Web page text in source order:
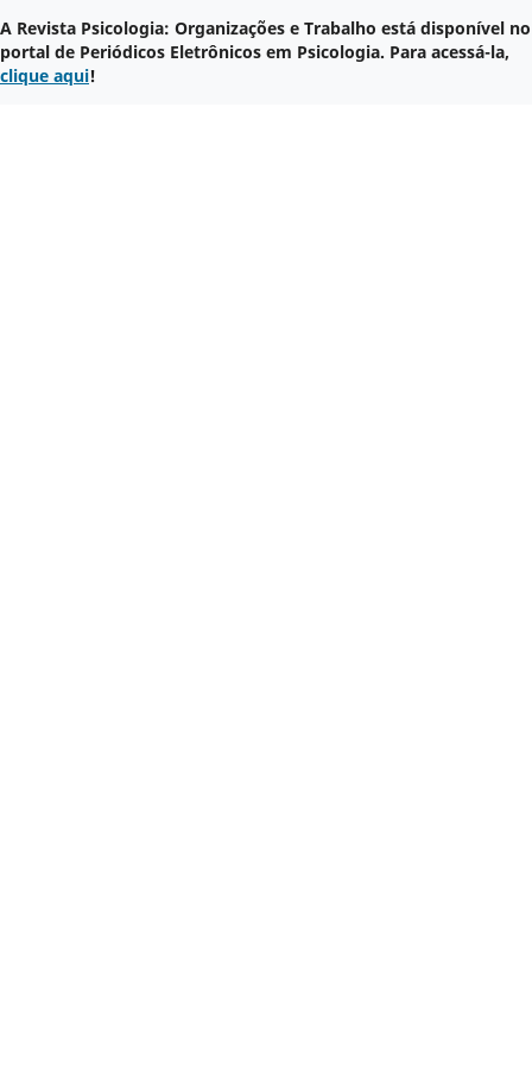
A Revista Psicologia: Organizações e Trabalho está disponível no
portal de Periódicos Eletrônicos em Psicologia. Para acessá-la,
clique aqui!